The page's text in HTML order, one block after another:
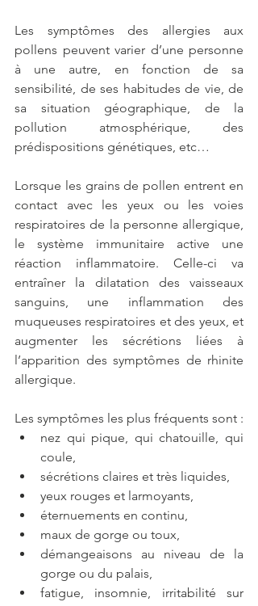
Les symptômes des allergies aux
pollens peuvent varier d’une personne
à une autre, en fonction de sa
sensibilité, de ses habitudes de vie, de
sa situation géographique, de la
pollution atmosphérique, des
prédispositions génétiques, etc…
Lorsque les grains de pollen entrent en
contact avec les yeux ou les voies
respiratoires de la personne allergique,
le système immunitaire active une
réaction inflammatoire. Celle-ci va
entraîner la dilatation des vaisseaux
sanguins, une inflammation des
muqueuses respiratoires et des yeux, et
augmenter les sécrétions liées à
l’apparition des symptômes de rhinite
allergique.
Les symptômes les plus fréquents sont :
nez qui pique, qui chatouille, qui
coule,
sécrétions claires et très liquides,
yeux rouges et larmoyants,
éternuements en continu,
maux de gorge ou toux,
démangeaisons au niveau de la
gorge ou du palais,
fatigue, insomnie, irritabilité sur